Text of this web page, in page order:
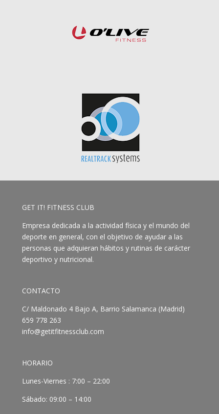
GET IT! FITNESS CLUB
Empresa dedicada a la actividad física y el mundo del
deporte en general, con el objetivo de ayudar a las
personas que adquieran hábitos y rutinas de carácter
deportivo y nutricional.
CONTACTO
C/ Maldonado 4 Bajo A, Barrio Salamanca (Madrid)
659 778 263
info@getitfitnessclub.com
HORARIO
Lunes-Viernes : 7:00 – 22:00
Sábado: 09:00 – 14:00